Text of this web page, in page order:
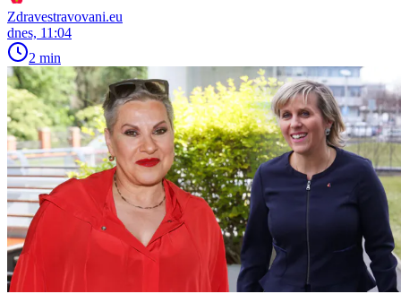
Zdravestravovani.eu
dnes, 11:04
2 min